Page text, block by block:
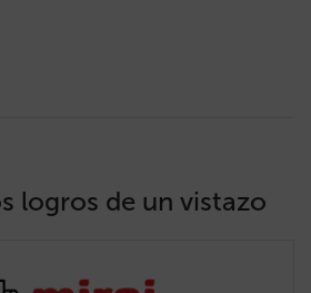
logros de un vistazo